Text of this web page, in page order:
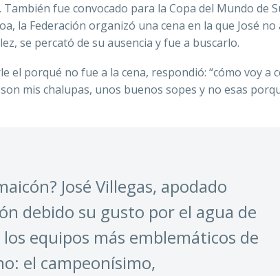
fue convocado para la Copa del Mundo de
la Federación organizó una cena en la que José no
se percató de su ausencia y fue a buscarlo.
el porqué no fue a la cena, respondió: “cómo voy a
mis chalupas, unos buenos sopes y no esas
José Villegas, apodado
debido su gusto por el agua de
equipos más emblemáticos de
el campeonísimo,